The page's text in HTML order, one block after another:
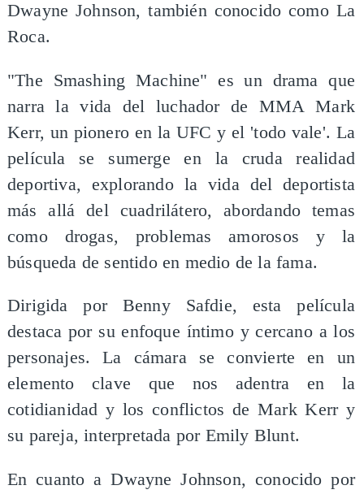
Dwayne Johnson, también conocido como La
Roca.
"The Smashing Machine" es un drama que
narra la vida del luchador de MMA Mark
Kerr, un pionero en la UFC y el 'todo vale'. La
película se sumerge en la cruda realidad
deportiva, explorando la vida del deportista
más allá del cuadrilátero, abordando temas
como drogas, problemas amorosos y la
búsqueda de sentido en medio de la fama.
Dirigida por Benny Safdie, esta película
destaca por su enfoque íntimo y cercano a los
personajes. La cámara se convierte en un
elemento clave que nos adentra en la
cotidianidad y los conflictos de Mark Kerr y
su pareja, interpretada por Emily Blunt.
En cuanto a Dwayne Johnson, conocido por